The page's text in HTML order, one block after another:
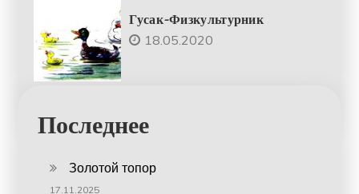
Гусак-Физкультурник
18.05.2020
Последнее
Золотой топор
17.11.2025